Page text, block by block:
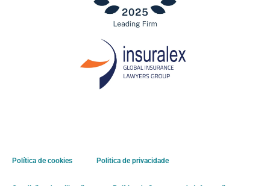
Política de cookies Politica de privacidade